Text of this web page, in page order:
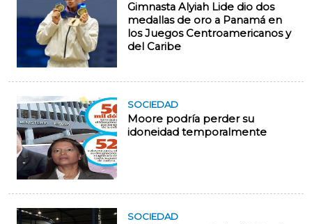
Gimnasta Alyiah Lide dio dos
medallas de oro a Panamá en
los Juegos Centroamericanos y
del Caribe
SOCIEDAD
Moore podría perder su
idoneidad temporalmente
SOCIEDAD